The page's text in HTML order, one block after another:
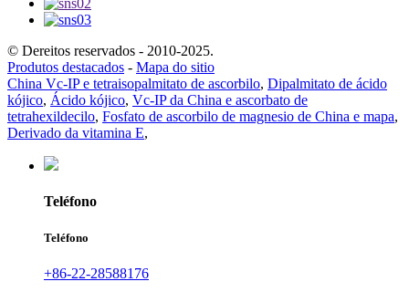
© Dereitos reservados - 2010-2025.
Produtos destacados - Mapa do sitio
China Vc-IP e tetraisopalmitato de ascorbilo, Dipalmitato de ácido
kójico, Ácido kójico, Vc-IP da China e ascorbato de
tetrahexildecilo, Fosfato de ascorbilo de magnesio de China e mapa,
Derivado da vitamina E,
Teléfono
Teléfono
+86-22-28588176